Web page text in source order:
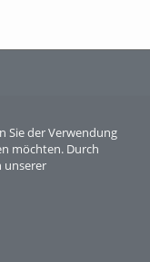
Sie der Verwendung
möchten. Durch
unserer
Sperber